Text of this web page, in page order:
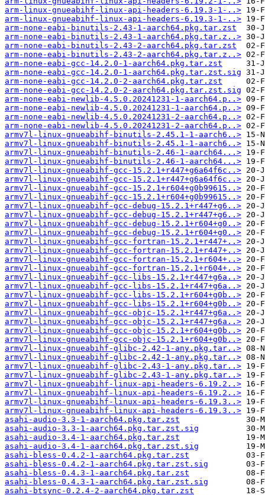
arm-linux-gnueabihf-linux-api-headers-6.19.3-1-..>
arm-linux-gnueabihf-linux-api-headers-6.19.3-1-..>
arm-none-eabi-binutils-2.43-1-aarch64.pkg.tar.zst
arm-none-eabi-binutils-2.43-1-aarch64.pkg.tar.z..>
arm-none-eabi-binutils-2.43-2-aarch64.pkg.tar.zst
arm-none-eabi-binutils-2.43-2-aarch64.pkg.tar.z..>
arm-none-eabi-gcc-14.2.0-1-aarch64.pkg.tar.zst
arm-none-eabi-gcc-14.2.0-1-aarch64.pkg.tar.zst.sig
arm-none-eabi-gcc-14.2.0-2-aarch64.pkg.tar.zst
arm-none-eabi-gcc-14.2.0-2-aarch64.pkg.tar.zst.sig
arm-none-eabi-newlib-4.5.0.20241231-1-aarch64.p..>
arm-none-eabi-newlib-4.5.0.20241231-1-aarch64.p..>
arm-none-eabi-newlib-4.5.0.20241231-2-aarch64.p..>
arm-none-eabi-newlib-4.5.0.20241231-2-aarch64.p..>
armv7l-linux-gnueabihf-binutils-2.45.1-1-aarch6..>
armv7l-linux-gnueabihf-binutils-2.45.1-1-aarch6..>
armv7l-linux-gnueabihf-binutils-2.46-1-aarch64...>
armv7l-linux-gnueabihf-binutils-2.46-1-aarch64...>
armv7l-linux-gnueabihf-gcc-15.2.1+r447+g6a64f6c..>
armv7l-linux-gnueabihf-gcc-15.2.1+r447+g6a64f6c..>
armv7l-linux-gnueabihf-gcc-15.2.1+r604+g0b99615..>
armv7l-linux-gnueabihf-gcc-15.2.1+r604+g0b99615..>
armv7l-linux-gnueabihf-gcc-debug-15.2.1+r447+g6..>
armv7l-linux-gnueabihf-gcc-debug-15.2.1+r447+g6..>
armv7l-linux-gnueabihf-gcc-debug-15.2.1+r604+g0..>
armv7l-linux-gnueabihf-gcc-debug-15.2.1+r604+g0..>
armv7l-linux-gnueabihf-gcc-fortran-15.2.1+r447+..>
armv7l-linux-gnueabihf-gcc-fortran-15.2.1+r447+..>
armv7l-linux-gnueabihf-gcc-fortran-15.2.1+r604+..>
armv7l-linux-gnueabihf-gcc-fortran-15.2.1+r604+..>
armv7l-linux-gnueabihf-gcc-libs-15.2.1+r447+g6a..>
armv7l-linux-gnueabihf-gcc-libs-15.2.1+r447+g6a..>
armv7l-linux-gnueabihf-gcc-libs-15.2.1+r604+g0b..>
armv7l-linux-gnueabihf-gcc-libs-15.2.1+r604+g0b..>
armv7l-linux-gnueabihf-gcc-objc-15.2.1+r447+g6a..>
armv7l-linux-gnueabihf-gcc-objc-15.2.1+r447+g6a..>
armv7l-linux-gnueabihf-gcc-objc-15.2.1+r604+g0b..>
armv7l-linux-gnueabihf-gcc-objc-15.2.1+r604+g0b..>
armv7l-linux-gnueabihf-glibc-2.42-1-any.pkg.tar..>
armv7l-linux-gnueabihf-glibc-2.42-1-any.pkg.tar..>
armv7l-linux-gnueabihf-glibc-2.43-1-any.pkg.tar..>
armv7l-linux-gnueabihf-glibc-2.43-1-any.pkg.tar..>
armv7l-linux-gnueabihf-linux-api-headers-6.19.2..>
armv7l-linux-gnueabihf-linux-api-headers-6.19.2..>
armv7l-linux-gnueabihf-linux-api-headers-6.19.3..>
armv7l-linux-gnueabihf-linux-api-headers-6.19.3..>
asahi-audio-3.3-1-aarch64.pkg.tar.zst
asahi-audio-3.3-1-aarch64.pkg.tar.zst.sig
asahi-audio-3.4-1-aarch64.pkg.tar.zst
asahi-audio-3.4-1-aarch64.pkg.tar.zst.sig
asahi-bless-0.4.2-1-aarch64.pkg.tar.zst
asahi-bless-0.4.2-1-aarch64.pkg.tar.zst.sig
asahi-bless-0.4.3-1-aarch64.pkg.tar.zst
asahi-bless-0.4.3-1-aarch64.pkg.tar.zst.sig
asahi-btsync-0.2.4-2-aarch64.pkg.tar.zst